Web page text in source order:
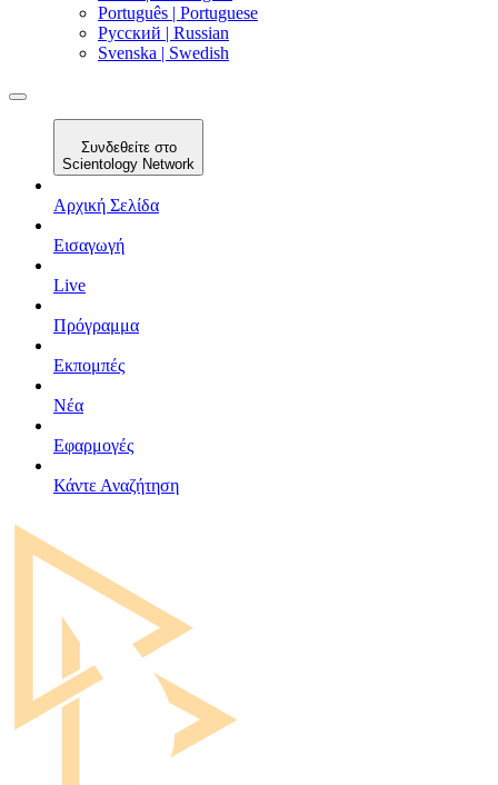
Português | Portuguese
Русский | Russian
Svenska | Swedish
Συνδεθείτε στο
Scientology Network
Αρχική Σελίδα
Εισαγωγή
Live
Πρόγραμμα
Εκπομπές
Νέα
Εφαρμογές
Κάντε Αναζήτηση